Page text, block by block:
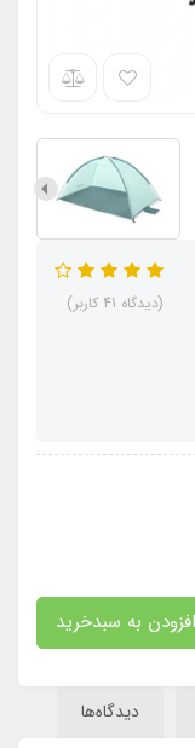
(دیدگاه 41 کاربر)
دیدگاه‌ها